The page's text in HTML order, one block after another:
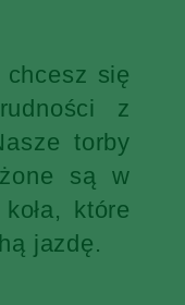
się
z
torby
są w
które
jazdę.